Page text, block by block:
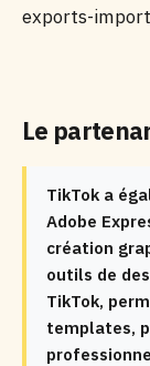
exports-
Le
TikTok a
Adobe
création
outils de
TikTok,
templates,